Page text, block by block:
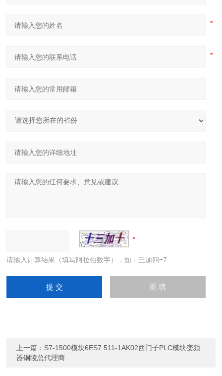
请输入计算结果（填写阿拉伯数字），如：三加四=7
上一篇： S7-1500模块6ES7 511-1AK02西门子PLC模块变频
器铜陵总代理商